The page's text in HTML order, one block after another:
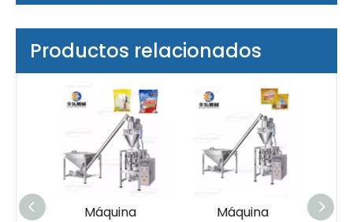
Productos relacionados
Máquina
Máquina